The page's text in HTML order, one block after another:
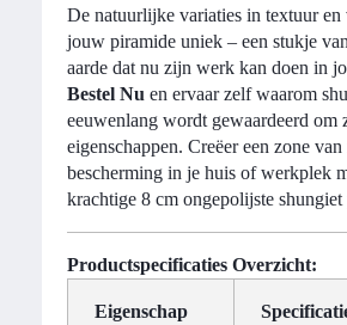
De natuurlijke variaties in textuur en
jouw piramide uniek – een stukje
aarde dat nu zijn werk kan doen in
Bestel Nu en ervaar zelf waarom
eeuwenlang wordt gewaardeerd om
eigenschappen. Creëer een zone van
bescherming in je huis of werkplek
krachtige 8 cm ongepolijste shungiet
Productspecificaties Overzicht:
Eigenschap